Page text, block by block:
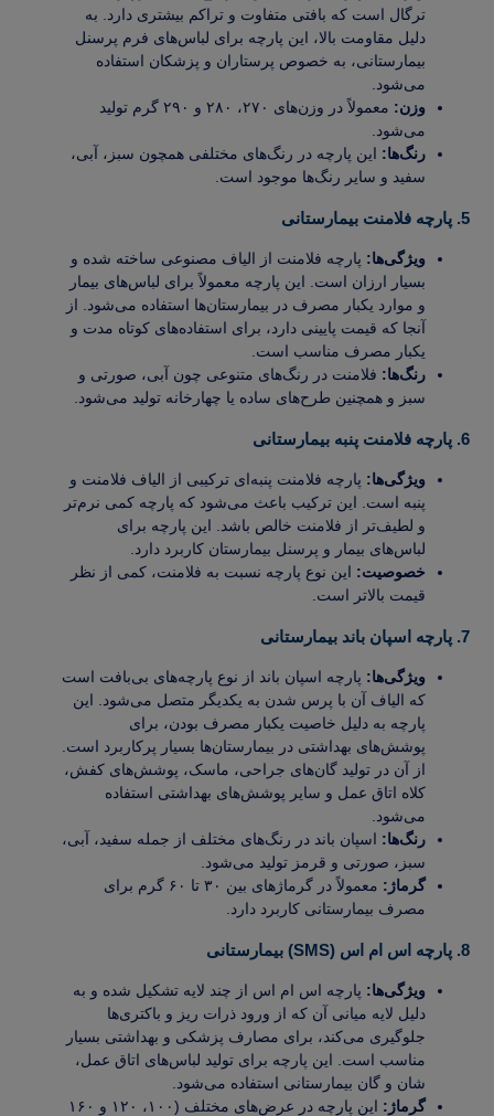
ترگال است که بافتی متفاوت و تراکم بیشتری دارد. به
دلیل مقاومت بالا، این پارچه برای لباس‌های فرم پرسنل
بیمارستانی، به خصوص پرستاران و پزشکان استفاده
می‌شود.
وزن:
معمولاً در وزن‌های ۲۷۰، ۲۸۰ و ۲۹۰ گرم تولید
می‌شود.
رنگ‌ها: این پارچه در رنگ‌های مختلفی همچون سبز، آبی،
سفید و سایر رنگ‌ها موجود است.
5. پارچه فلامنت بیمارستانی
ویژگی‌ها: پارچه فلامنت از الیاف مصنوعی ساخته شده و
بسیار ارزان است. این پارچه معمولاً برای لباس‌های بیمار
و موارد یکبار مصرف در بیمارستان‌ها استفاده می‌شود. از
آنجا که قیمت پایینی دارد، برای استفاده‌های کوتاه مدت و
یکبار مصرف مناسب است.
رنگ‌ها: فلامنت در رنگ‌های متنوعی چون آبی، صورتی و
سبز و همچنین طرح‌های ساده یا چهارخانه تولید می‌شود.
6. پارچه فلامنت پنبه بیمارستانی
ویژگی‌ها: پارچه فلامنت پنبه‌ای ترکیبی از الیاف فلامنت و
پنبه است. این ترکیب باعث می‌شود که پارچه کمی نرم‌تر
و لطیف‌تر از فلامنت خالص باشد. این پارچه برای
لباس‌های بیمار و پرسنل بیمارستان کاربرد دارد.
خصوصیت: این نوع پارچه نسبت به فلامنت، کمی از نظر
قیمت بالاتر است.
7. پارچه اسپان باند بیمارستانی
ویژگی‌ها: پارچه اسپان باند از نوع پارچه‌های بی‌بافت است
که الیاف آن با پرس شدن به یکدیگر متصل می‌شود. این
پارچه به دلیل خاصیت یکبار مصرف بودن، برای
پوشش‌های بهداشتی در بیمارستان‌ها بسیار پرکاربرد است.
از آن در تولید گان‌های جراحی، ماسک، پوشش‌های کفش،
کلاه اتاق عمل و سایر پوشش‌های بهداشتی استفاده
می‌شود.
رنگ‌ها: اسپان باند در رنگ‌های مختلف از جمله سفید، آبی،
سبز، صورتی و قرمز تولید می‌شود.
گرماژ:
معمولاً در گرماژهای بین ۳۰ تا ۶۰ گرم برای
مصرف بیمارستانی کاربرد دارد.
8. پارچه اس ام اس (SMS) بیمارستانی
ویژگی‌ها: پارچه اس ام اس از چند لایه تشکیل شده و به
دلیل لایه میانی آن که از ورود ذرات ریز و باکتری‌ها
جلوگیری می‌کند، برای مصارف پزشکی و بهداشتی بسیار
مناسب است. این پارچه برای تولید لباس‌های اتاق عمل،
شان و گان بیمارستانی استفاده می‌شود.
گرماژ:
این پارچه در عرض‌های مختلف (۱۰۰، ۱۲۰ و ۱۶۰